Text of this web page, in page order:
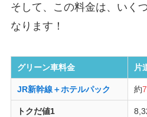
そして、この料金は、いく
なります！
グリーン車料金 片
JR新幹線＋ホテルパック 約
トクだ値1